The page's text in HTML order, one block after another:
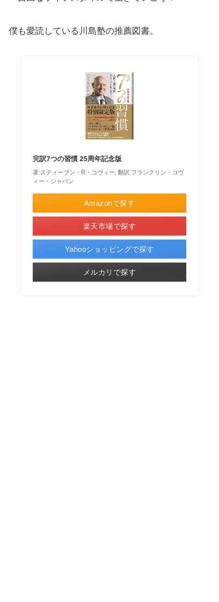
僕も愛読している川島塾の推薦図書。
完訳7つの習慣 25周年記念版
著:スティーブン・R・コヴィー, 翻訳:フランクリン・コヴ
ィー・ジャパン
Amazonで探す
楽天市場で探す
Yahooショッピングで探す
メルカリで探す